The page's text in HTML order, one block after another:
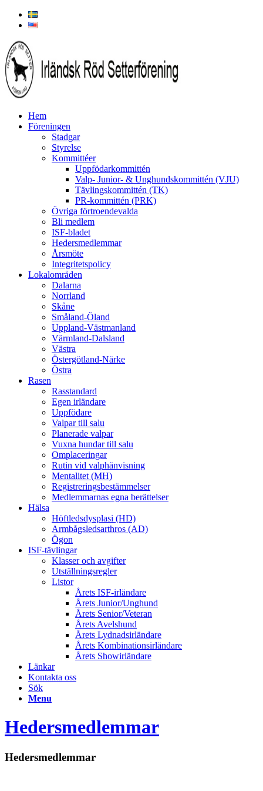
Hem
Föreningen
Stadgar
Styrelse
Kommittéer
Uppfödarkommittén
Valp- Junior- & Unghundskommittén (VJU)
Tävlingskommittén (TK)
PR-kommittén (PRK)
Övriga förtroendevalda
Bli medlem
ISF-bladet
Hedersmedlemmar
Årsmöte
Integritetspolicy
Lokalområden
Dalarna
Norrland
Skåne
Småland-Öland
Uppland-Västmanland
Värmland-Dalsland
Västra
Östergötland-Närke
Östra
Rasen
Rasstandard
Egen irländare
Uppfödare
Valpar till salu
Planerade valpar
Vuxna hundar till salu
Omplaceringar
Rutin vid valphänvisning
Mentalitet (MH)
Registreringsbestämmelser
Medlemmarnas egna berättelser
Hälsa
Höftledsdysplasi (HD)
Armbågsledsarthros (AD)
Ögon
ISF-tävlingar
Klasser och avgifter
Utställningsregler
Listor
Årets ISF-irländare
Årets Junior/Unghund
Årets Senior/Veteran
Årets Avelshund
Årets Lydnadsirländare
Årets Kombinationsirländare
Årets Showirländare
Länkar
Kontakta oss
Sök
Menu
Hedersmedlemmar
Hedersmedlemmar